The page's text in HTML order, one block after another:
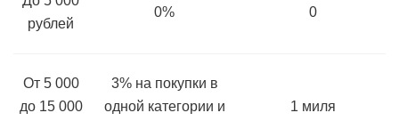
рублей
0% 0
От 5 000
до 15 000
3% на покупки в
одной категории и
1 миля